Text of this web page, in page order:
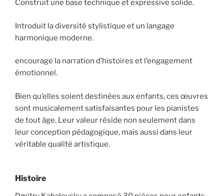
Construit une base technique et expressive solide.
Introduit la diversité stylistique et un langage
harmonique moderne.
encourage la narration d’histoires et l’engagement
émotionnel.
Bien qu’elles soient destinées aux enfants, ces œuvres
sont musicalement satisfaisantes pour les pianistes
de tout âge. Leur valeur réside non seulement dans
leur conception pédagogique, mais aussi dans leur
véritable qualité artistique.
Histoire